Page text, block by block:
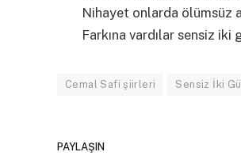
Nihayet onlarda ölümsüz
Farkına vardılar sensiz iki
Cemal Safi şiirleri Sensiz İki
PAYLAŞIN